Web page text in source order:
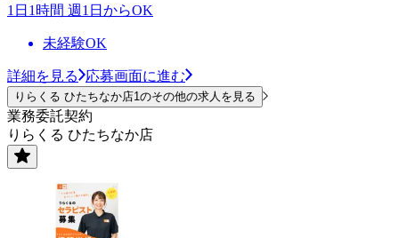
1日1時間 週1日からOK
未経験OK
詳細を見る 応募画面に進む
りらくる ひたちなか店1のその他の求人を見る
業務委託契約
りらくる ひたちなか店